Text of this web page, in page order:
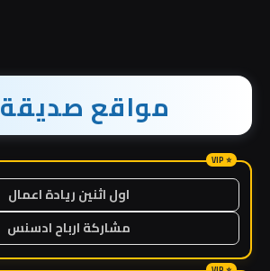
مواقع صديقة
اول اثنين ريادة اعمال
مشاركة ارباح ادسنس